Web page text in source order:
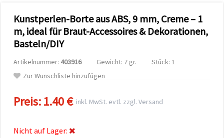
Unterstützung
Partner für
Analyse
Marketing.
ablehnen
Einstellungen
Kunstperlen-Borte aus ABS, 9 mm, Creme – 1
m, ideal für Braut-Accessoires & Dekorationen,
Basteln/DIY
Artikelnummer: 403916 Gewicht: 7 gr.
Stück: 1
Zur Wunschliste hinzufügen
Preis:1.40 €inkl. MwSt. evtl. zzgl. Versand
Nicht auf Lager: